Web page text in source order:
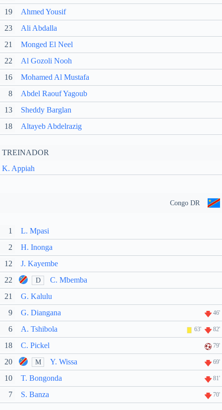
19
Ahmed Yousif
23
Ali Abdalla
21
Monged El Neel
22
Al Gozoli Nooh
16
Mohamed Al Mustafa
8
Abdel Raouf Yagoub
13
Sheddy Barglan
18
Altayeb Abdelrazig
TREINADOR
K. Appiah
Congo DR
1
L. Mpasi
2
H. Inonga
12
J. Kayembe
22
D
C. Mbemba
21
G. Kalulu
9
G. Diangana 46'
6 A. Tshibola 63' 82'
18 C. Pickel 79'
20 M Y. Wissa 69'
10 T. Bongonda 81'
7 S. Banza 70'